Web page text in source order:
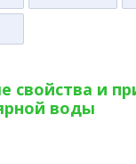
свойства и
воды